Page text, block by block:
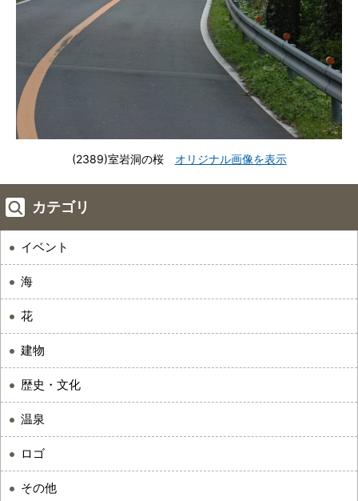
(2389)室岩洞の桜 オリジナル画像を表示
カテゴリ
イベント
海
花
建物
歴史・文化
温泉
ロゴ
その他